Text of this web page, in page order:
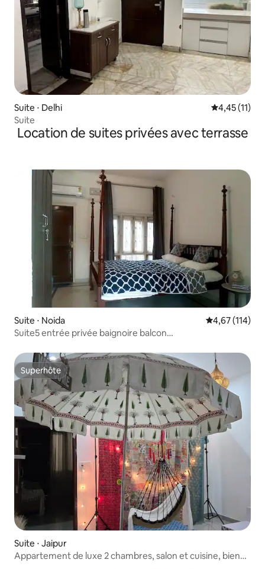
Suite ⋅ Delhi Évaluation
4,45 (11)
Suite
Location de suites privées avec terrasse
Suite ⋅ Noida Évaluation
4,67 (114)
Suite5 entrée privée baignoire balcon
Superhôte
Superhôte
Suite ⋅ Jaipur
Appartement de luxe 2 chambres, salon et cuisine, bien